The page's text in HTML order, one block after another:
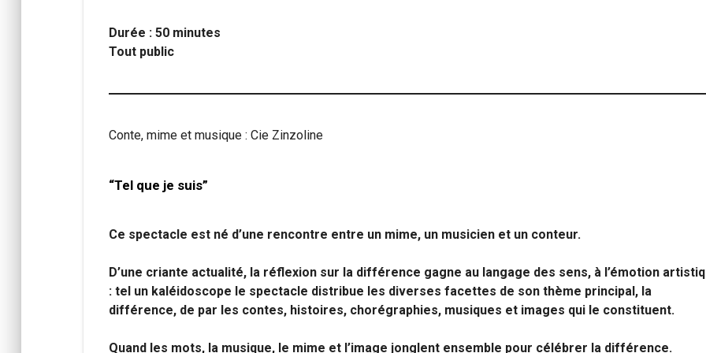
Durée : 50 minutes
Tout public
Conte, mime et musique : Cie Zinzoline
“Tel que je suis”
Ce spectacle est né d’une rencontre entre un mime, un musicien et un conteur.
D’une criante actualité, la réflexion sur la différence gagne au langage des sens, à l’émotion
: tel un kaléidoscope le spectacle distribue les diverses facettes de son thème principal, la
différence, de par les contes, histoires, chorégraphies, musiques et images qui le constituent.
Quand les mots, la musique, le mime et l’image jonglent ensemble pour célébrer la différence.